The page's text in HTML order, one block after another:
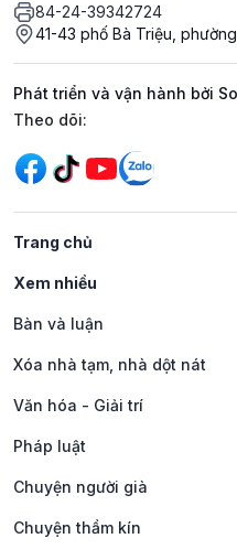
84-24-39342724
41-43 phố Bà Triệu,
Phát triển và vận hành bởi
Mạng xã hội
Theo dõi:
Trang chủ
Xem nhiều
Bàn và luận
Xóa nhà tạm, nhà dột nát
Văn hóa - Giải trí
Pháp luật
Chuyện người già
Chuyện thầm kín